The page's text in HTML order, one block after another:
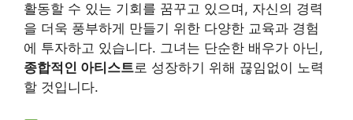
활동할 수 있는 기회를 꿈꾸고 있으며, 자신의 경력
을 더욱 풍부하게 만들기 위한 다양한 교육과 경험
에 투자하고 있습니다. 그녀는 단순한 배우가 아닌,
종합적인 아티스트로 성장하기 위해 끊임없이 노력
할 것입니다.